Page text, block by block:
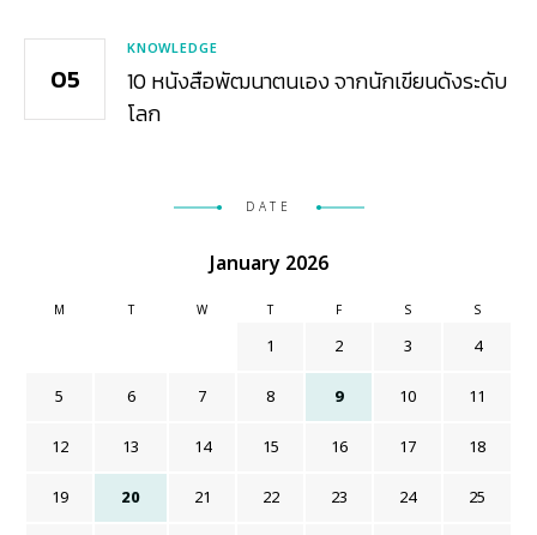
KNOWLEDGE
10 หนังสือพัฒนาตนเอง จากนักเขียนดังระดับ
โลก
DATE
January 2026
M T W T F S S
1 2 3 4
5 6 7 8 9 10 11
12 13 14 15 16 17 18
19 20 21 22 23 24 25